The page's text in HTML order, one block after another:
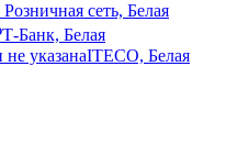
сеть, Белая
Т-Банк, Белая
не указанаITECO, Белая